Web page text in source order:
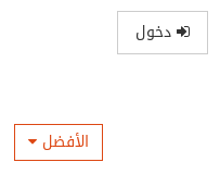
دخول
الأفضل